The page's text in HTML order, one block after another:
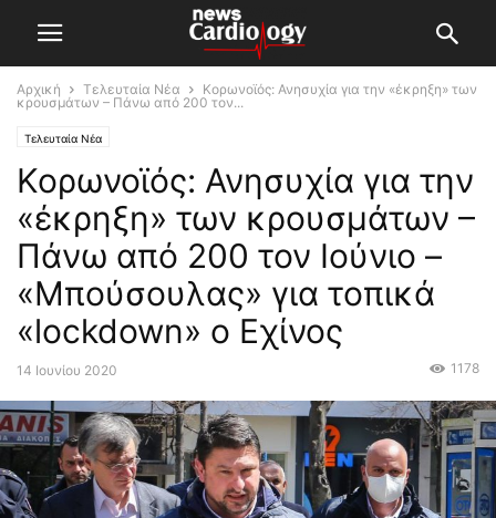
Αρχική Τελευταία Νέα
Κορωνοϊός: Ανησυχία για την «έκρηξη» των
κρουσμάτων – Πάνω από 200 τον...
Τελευταία Νέα
Κορωνοϊός: Ανησυχία για την
«έκρηξη» των κρουσμάτων –
Πάνω από 200 τον Ιούνιο –
«Μπούσουλας» για τοπικά
«lockdown» ο Εχίνος
14 Ιουνίου 2020 1178